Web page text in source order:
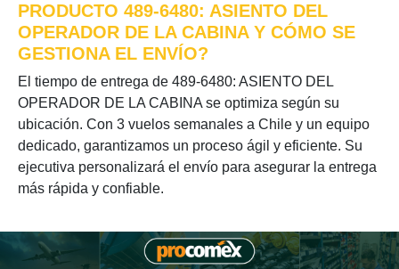
PRODUCTO 489-6480: ASIENTO DEL
OPERADOR DE LA CABINA Y CÓMO SE
GESTIONA EL ENVÍO?
El tiempo de entrega de 489-6480: ASIENTO DEL
OPERADOR DE LA CABINA se optimiza según su
ubicación. Con 3 vuelos semanales a Chile y un equipo
dedicado, garantizamos un proceso ágil y eficiente. Su
ejecutiva personalizará el envío para asegurar la entrega
más rápida y confiable.